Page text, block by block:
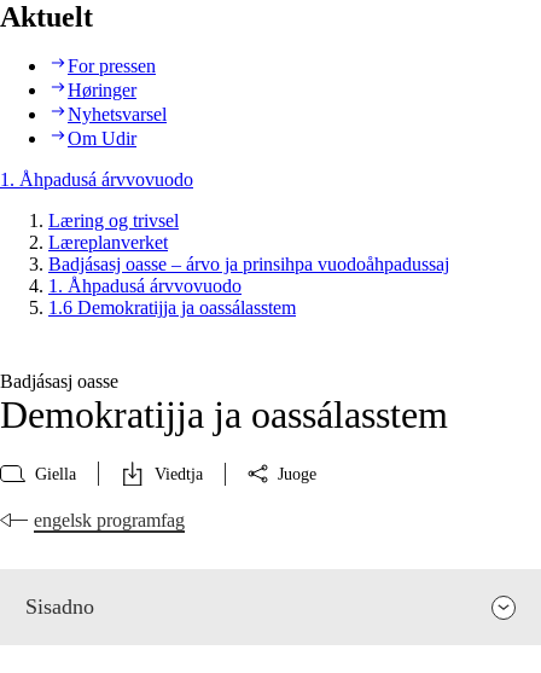
Aktuelt
For pressen
Høringer
Nyhetsvarsel
Om Udir
1. Åhpadusá árvvovuodo
Læring og trivsel
Læreplanverket
Badjásasj oasse – árvo ja prinsihpa vuodoåhpadussaj
1. Åhpadusá árvvovuodo
1.6 Demokratijja ja oassálasstem
Badjásasj oasse
Demokratijja ja oassálasstem
Giella Viedtja Juoge
engelsk programfag
Sisadno